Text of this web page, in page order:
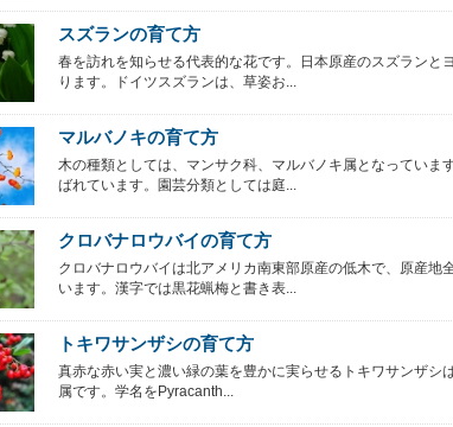
スズランの育て方
春を訪れを知らせる代表的な花です。日本原産のスズランと
ります。ドイツスズランは、草姿お...
マルバノキの育て方
木の種類としては、マンサク科、マルバノキ属となっていま
ばれています。園芸分類としては庭...
クロバナロウバイの育て方
クロバナロウバイは北アメリカ南東部原産の低木で、原産地
います。漢字では黒花蝋梅と書き表...
トキワサンザシの育て方
真赤な赤い実と濃い緑の葉を豊かに実らせるトキワサンザシ
属です。学名をPyracanth...